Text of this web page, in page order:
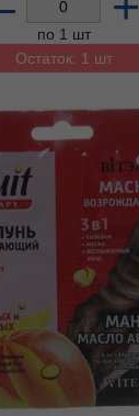
по 1 шт
Остаток: 1 шт